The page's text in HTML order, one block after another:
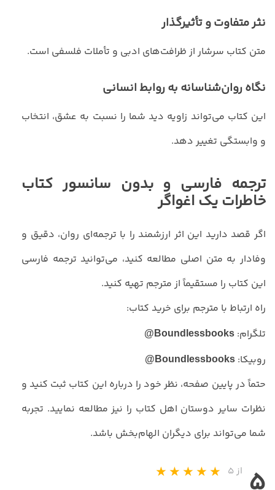
نثر متفاوت و تأثیرگذار
متن کتاب سرشار از ظرافت‌های ادبی و تأملات فلسفی است.
نگاه روان‌شناسانه به روابط انسانی
این کتاب می‌تواند زاویه دید شما را نسبت به عشق، انتخاب
و وابستگی تغییر دهد.
ترجمه فارسی و بدون سانسور کتاب
خاطرات یک اغواگر
اگر قصد دارید این اثر ارزشمند را با ترجمه‌ای روان، دقیق و
وفادار به متن اصلی مطالعه کنید، می‌توانید ترجمه فارسی
این کتاب را مستقیماً از مترجم تهیه کنید.
راه ارتباط با مترجم برای خرید کتاب:
تلگرام: Boundlessbooks@
روبیکا: Boundlessbooks@
حتماً در پایین صفحه، نظر خود را درباره این کتاب ثبت کنید و
نظرات سایر دوستان اهل کتاب را نیز مطالعه نمایید. تجربه
شما می‌تواند برای دیگران الهام‌بخش باشد.
از ۵